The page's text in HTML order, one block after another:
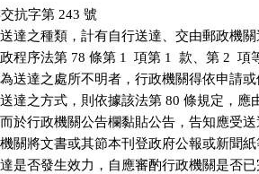
抗字第 243 號
達之種類，計有自行送達、交由郵政機
程序法第 78 條第 1  項第 1  款、第 2  項
送達之處所不明者，行政機關得依申請
達之方式，則依據該法第 80 條規定，應
於行政機關公告欄黏貼公告，告知應受
關將文書或其節本刊登政府公報或新聞
是否發生效力，自應審酌行政機關是否